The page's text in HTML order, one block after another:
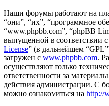
Наши форумы работают на
“они”, “их”, “программное
“www.phpbb.com”, “phpBB
выпущенной в соответствии
License” (в дальнейшем
загружен с www.phpbb.com.
осуществляют только
ответственности за
действия администрации. С
можно ознакомиться на http://